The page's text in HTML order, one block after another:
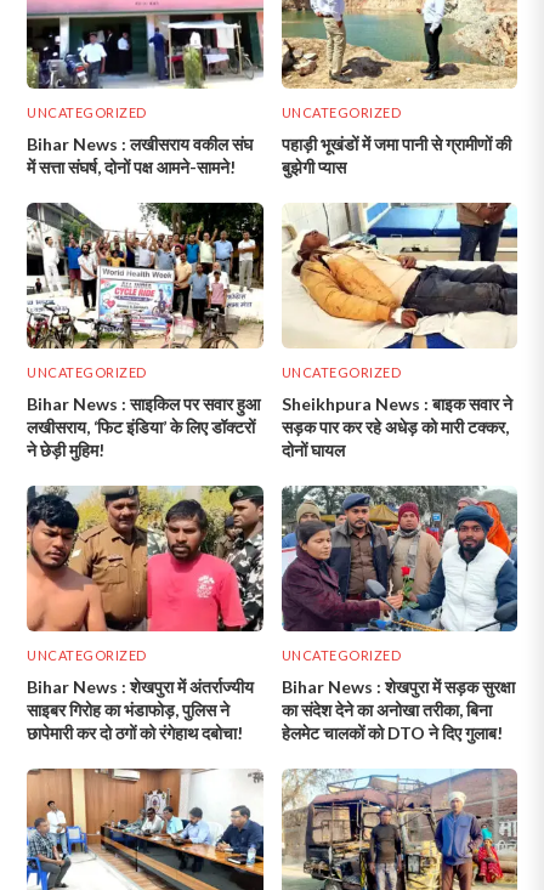
UNCATEGORIZED
Bihar News : लखीसराय वकील संघ
में सत्ता संघर्ष, दोनों पक्ष आमने-सामने!
UNCATEGORIZED
पहाड़ी भूखंडों में जमा पानी से ग्रामीणों की
बुझेगी प्यास
UNCATEGORIZED
Bihar News : साइकिल पर सवार हुआ
लखीसराय, ‘फिट इंडिया’ के लिए डॉक्टरों
ने छेड़ी मुहिम!
UNCATEGORIZED
Sheikhpura News : बाइक सवार ने
सड़क पार कर रहे अधेड़ को मारी टक्कर,
दोनों घायल
UNCATEGORIZED
Bihar News : शेखपुरा में अंतर्राज्यीय
साइबर गिरोह का भंडाफोड़, पुलिस ने
छापेमारी कर दो ठगों को रंगेहाथ दबोचा!
UNCATEGORIZED
Bihar News : शेखपुरा में सड़क सुरक्षा
का संदेश देने का अनोखा तरीका, बिना
हेलमेट चालकों को DTO ने दिए गुलाब!